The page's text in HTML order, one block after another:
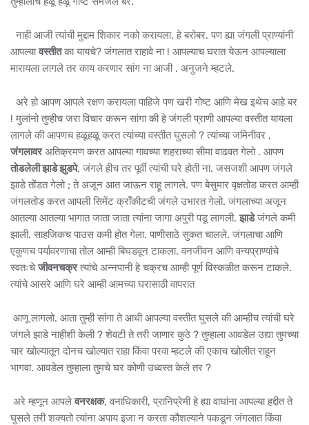
नाही आजी त्यांची मुद्दाम शिकार नको करायला, हे बरोबर. पण ह्या जंगली प्राण्यांनी
आपल्यावस्तीतका यायचे? जंगलात राहावे ना ! आपल्याच घरात येऊन आपल्याला
मारायला लागले तर काय करणार सांग ना आजी . अनुजने म्हटले.
अरे हो आपण आपले रक्षण करायला पाहिजे पण खरी गोष्ट आणि मेख इथेच आहे बर
! मुलांनो तुम्हीच जरा विचार करून सांगा की हे जंगली प्राणी आपल्या वस्तीत यायला
लागले की आपणच हळूहळू करत त्यांच्या वस्तीत घुसलो ? त्यांच्या जमिनीवर ,
जंगलावरअतिक्रमण करत आपल्या गावच्या शहराच्या सीमा वाढवत गेलो . आपण
तोडलेली झाडे झुडपे, जंगले हीच तर पूर्वी त्यांची घरे होती ना. जसजशी आपण जंगले
झाडे तोंडत गेलो ; ते अजून आत जाऊन राहू लागले. पण बेसुमार वृक्षतोड करत आम्ही
जंगलतोड करत आपली सिमेंट क्रॉंकीटची जंगले उभारत गेलो. जंगलाच्या अजून
आतल्या आतल्या भागात जाता जाता त्यांना जागा अपुरी पडू लागली. झाडेजंगले कमी
झाली. साहजिकच पाउस कमी होत गेला. पाणीसाठे सुकत चालले. जंगलाचा आणि
एकुणच पर्यावरणाचा तोल आम्ही बिघडवून टाकला. वनजीवन आणि वन्यप्राण्यांचे
स्वतःचेजीवनचक्रत्यांचे अन्नपानी हे चक्रच आम्ही पूर्ण विस्कळीत करून टाकले.
त्यांचे आसरे आणि घरे आम्ही आमच्या घरासाठी वापरात
आणू लागलो. आता तुम्ही सांगा ते आधी आपल्या वस्तीत घुसले की आम्हीच त्यांची घरे
जंगले झाडे नाहीशी केली ? शेवटी ते तरी जाणार कुठे ? तुम्हाला आवडेल उद्या तुमच्या
चार खोल्यातून दोनच खोल्यात राहा किंवा परवा म्हटले की एकाच खोलीत राहून
भागवा. आवडेल तुम्हाला तुमचे घर कोणी उध्वस्त केले तर ?
अरे म्हणून आपले वनरक्षक, वनाधिकारी, प्रानिप्रेमी हे ह्या वाघांना आपल्या हद्दीत ते
घुसले तरी शक्यतो त्यांना अपाय इजा न करता कौशल्याने पकडून जंगलात किंवा